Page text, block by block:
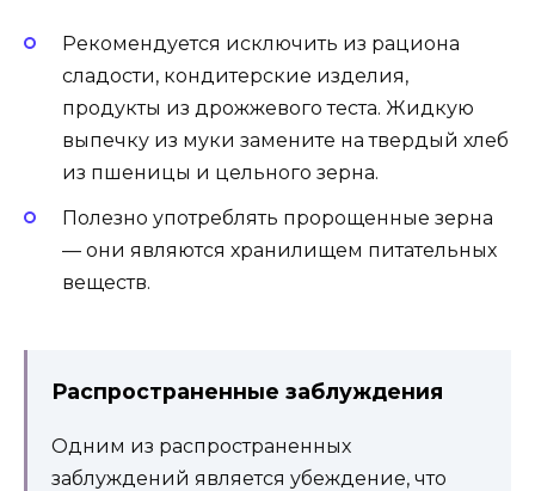
Рекомендуется исключить из рациона
сладости, кондитерские изделия,
продукты из дрожжевого теста. Жидкую
выпечку из муки замените на твердый хлеб
из пшеницы и цельного зерна.
Полезно употреблять пророщенные зерна
— они являются хранилищем питательных
веществ.
Распространенные заблуждения
Одним из распространенных
заблуждений является убеждение, что